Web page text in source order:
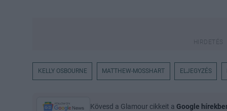
KELLY OSBOURNE MATTHEW-MOSSHART ELJEGYZÉS
Kövesd a Glamour cikkeit a Google